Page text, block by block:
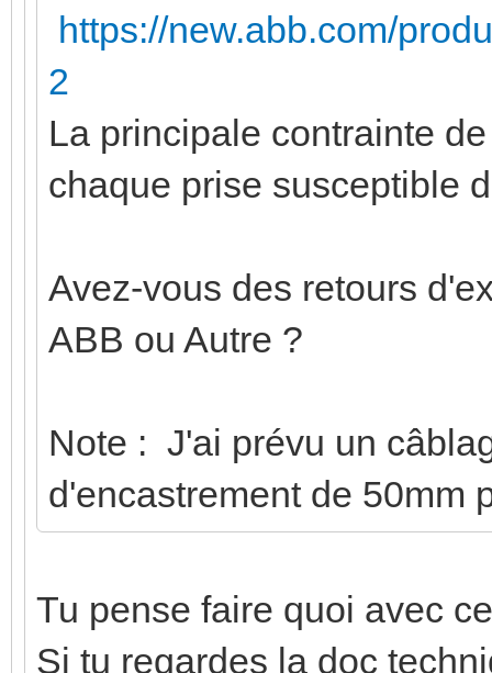
https://new.abb.com/
2
La principale contrainte
chaque prise susceptible
Avez-vous des retours
ABB ou Autre ?
Note : J'ai prévu un
d'encastrement de 50mm
Tu pense faire quoi avec
Si tu regardes la doc